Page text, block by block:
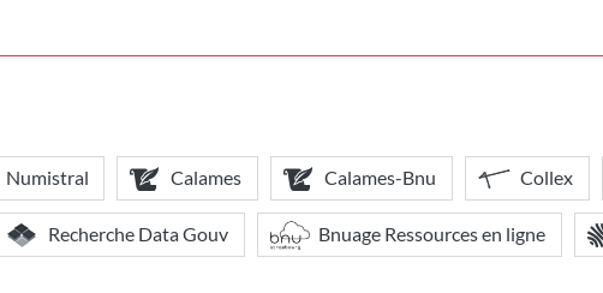
Numistral Calames Calames-Bnu Collex
Recherche Data Gouv Bnuage Ressources en ligne